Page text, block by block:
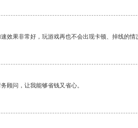
效果非常好，玩游戏再也不会出现卡顿、掉线的
顾问，让我能够省钱又省心。